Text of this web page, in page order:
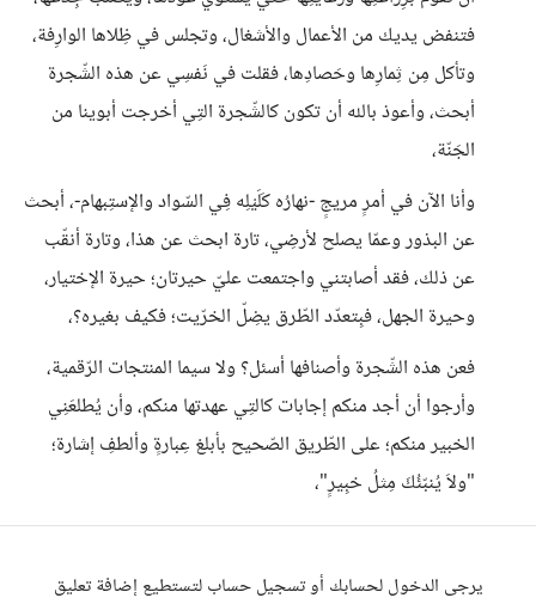
فتنفض يديك من الأعمال والأشغال، وتجلس في ظِلاها الوارِفة،
وتأكل مِن ثِمارِها وحَصادِها، فقلت في نَفسِي عن هذه الشّجرة
أبحث، وأعوذ بالله أن تكون كالشّجرة التِي أخرجت أبوينا من
الجَنّة،
وأنا الآن في أمرٍ مريجٍ -نهارُه كَلَيْلِه فِي السّواد والإستِبهام-، أبحث
عن البذور وعمّا يصلح لأرضِي، تارة ابحث عن هذا، وتارة أنقّب
عن ذلك، فقد أصابتني واجتمعت عليّ حيرتان؛ حيرة الإختيار،
وحيرة الجهل، فبِتعدّد الطّرق يضِلّ الخرّيت؛ فكيف بغيره؟،
فعن هذه الشّجرة وأصنافها أسئل؟ ولا سيما المنتجات الرّقمية،
وأرجوا أن أجد منكم إجابات كالتِي عهدتها منكم، وأن يُطلعَنِي
الخبير منكم؛ على الطّريق الصّحيح بأبلغ عِبارةٍ وألطفِ إشارة؛
"ولاَ يُنبّئُكَ مِثلُ خبِيرٍ"،
يرجى الدخول لحسابك أو تسجيل حساب لتستطيع إضافة تعليق